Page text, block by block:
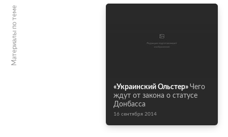
Материалы по теме
«Украинский Ольстер» Чего
ждут от закона о статусе
Донбасса
16 сентября 2014